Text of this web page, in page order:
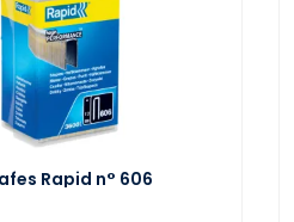
Rapid n° 606